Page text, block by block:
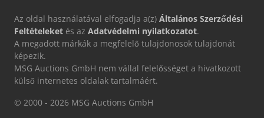
Az oldal használatával elfogadja a(z) Általános Szerződési
Feltételeket és az Adatvédelmi nyilatkozatot.
A megadott márkák a megfelelő tulajdonosok tulajdonát
képezik.
MSG Auctions GmbH nem vállal felelősséget a hivatkozott
külső internetes oldalak tartalmáért.
© 2000 - 2026 MSG Auctions GmbH